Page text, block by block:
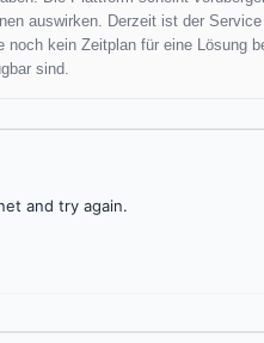
auswirken. Derzeit ist der
kein Zeitplan für eine Lösung
sind.
and try again.